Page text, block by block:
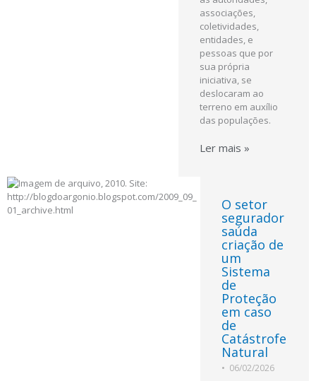
associações,
coletividades,
entidades, e
pessoas que por
sua própria
iniciativa, se
deslocaram ao
terreno em auxílio
das populações.
Ler mais »
O setor
segurador
saúda
criação de
um
Sistema
de
Proteção
em caso
de
Catástrofe
Natural
• 06/02/2026